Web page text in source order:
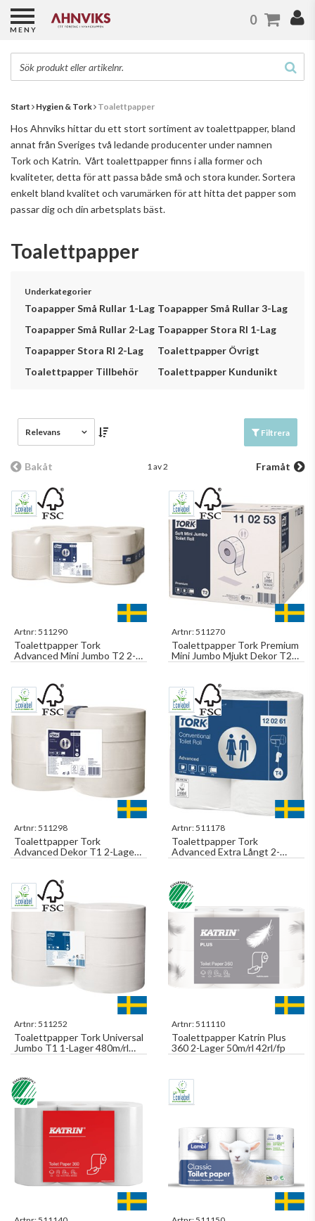
Start Hygien & Tork Toalettpapper
Hos Ahnviks hittar du ett stort sortiment av toalettpapper, bland
annat från Sveriges två ledande producenter under namnen
Tork och Katrin. Vårt toalettpapper finns i alla former och
kvaliteter, detta för att passa både små och stora kunder. Sortera
enkelt bland kvalitet och varumärken för att hitta det papper som
passar dig och din arbetsplats bäst.
Toalettpapper
Underkategorier
Toapapper Små Rullar 1-Lag
Toapapper Små Rullar 2-Lag
Toapapper Små Rullar 3-Lag
Toapapper Stora Rl 1-Lag
Toapapper Stora Rl 2-Lag
Toalettpapper Tillbehör
Toalettpapper Övrigt
Toalettpapper Kundunikt
Relevans Filtrera
Bakåt 1 av 2 Framåt
Artnr:511290
Toalettpapper Tork
Advanced Mini Jumbo T2 2-
Lager 170m/rl 12rl/fp
Artnr:511270
Toalettpapper Tork Premium
Mini Jumbo Mjukt Dekor T2
2-Lager, 170m/rl 12rl/fp
Artnr:511298
Toalettpapper Tork
Advanced Dekor T1 2-Lager
360m/rl 6rl/fp
Artnr:511178
Toalettpapper Tork
Advanced Extra Långt 2-
Lager 61,6m/rl 24rl/fp
Artnr:511252
Toalettpapper Tork Universal
Jumbo T1 1-Lager 480m/rl
6rl/fp
Artnr:511110
Toalettpapper Katrin Plus
360 2-Lager 50m/rl 42rl/fp
MENY
0